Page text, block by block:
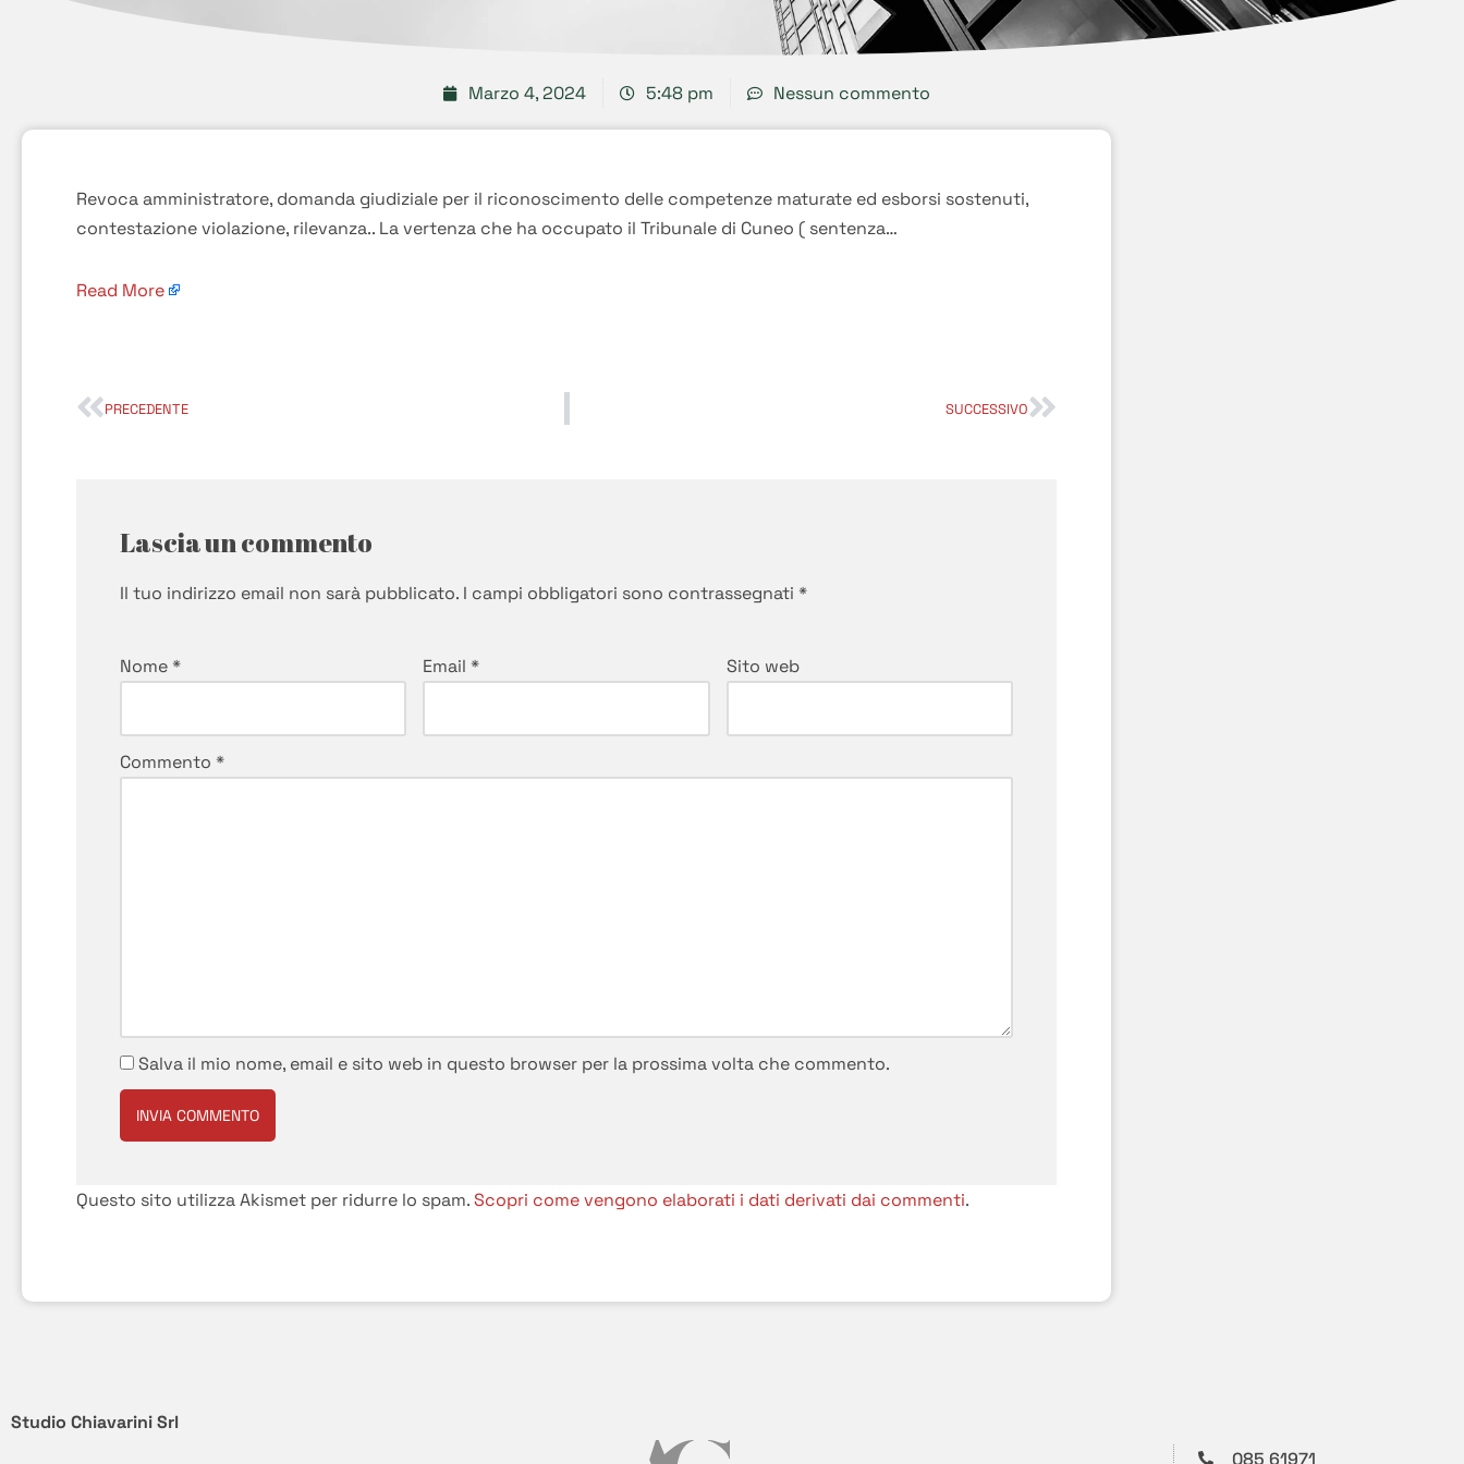
Marzo 4, 2024 5:48 pm Nessun commento
Revoca amministratore, domanda giudiziale per il riconoscimento delle competenze maturate ed esborsi sostenuti,
contestazione violazione, rilevanza.. La vertenza che ha occupato il Tribunale di Cuneo ( sentenza…
Read More
PRECEDENTE SUCCESSIVO
Lascia un commento
Il tuo indirizzo email non sarà pubblicato. I campi obbligatori sono contrassegnati *
Nome* Email* Sito web
Commento *
Salva il mio nome, email e sito web in questo browser per la prossima volta che commento.
Questo sito utilizza Akismet per ridurre lo spam.Scopri come vengono elaborati i dati derivati dai commenti.
Studio Chiavarini Srl
085 61971